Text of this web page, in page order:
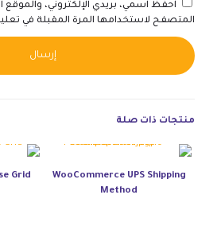
احفظ اسمي، بريدي الإلكتروني، والموقع
المتصفح لاستخدامها المرة المقبلة في
منتجات ذات صلة
WooCommerce UPS Shipping
Method
Grid